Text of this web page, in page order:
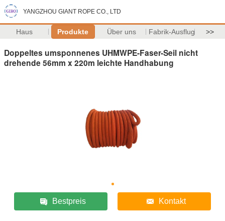
YANGZHOU GIANT ROPE CO., LTD
Haus Produkte Über uns Fabrik-Ausflug >>
Doppeltes umsponnenes UHMWPE-Faser-Seil nicht
drehende 56mm x 220m leichte Handhabung
Bestpreis Kontakt